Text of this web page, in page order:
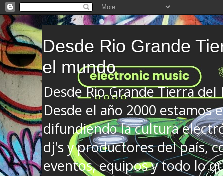
Desde Rio Grande
el mundo
Desde Rio Grande Tierra
Desde el año 2000 estamos
difundiendo la cultura
dj's y productores del país,
eventos, equipos y todo lo